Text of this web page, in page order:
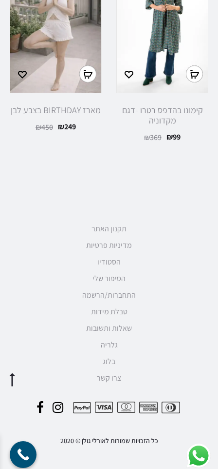
קימונו בהדפס רטרו -דגם
מקדוניה
₪369 ₪99
מארז BIRTHDAY בצבע לבן
₪450 ₪249
תקנון האתר
מדיניות פרטיות
הסטודיו
הסיפור שלי
התחברות/הרשמה
טבלת מידות
שאלות ותשובות
גלריה
בלוג
צרו קשר
y
e
b
כל הזכויות שמורות לאורלי גולן © 2020